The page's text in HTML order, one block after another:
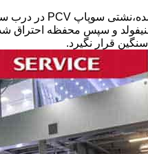
و سپس محفظه احتراق
قرار نگیرد.